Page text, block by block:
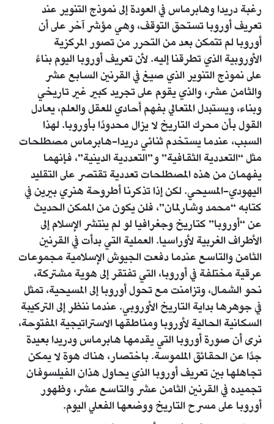
رغبة دريدا وهابرماس في العودة إلى نموذج التنوير عند
تعريف أوروبا تستحق التوقف، وهي مؤشر آخر على أن
أوروبا لم تتمكن بعد من التحرر من تصور المركزية
الأوروبية الذي تطرقنا إليه. لأن تعريف أوروبا اليوم بناءً
على نموذج التنوير الذي صيغ في القرنين السابع عشر
والثامن عشر، والذي يقوم على تجريد كبير غير تاريخي
وبناء، ويستبدل المتعالي بفهم أحادي للعقل والعلم، يعادل
القول بأن محرك التاريخ لا يزال محدودًا بأوروبا. لهذا
السبب، عندما يستخدم ثنائي دريدا-هابرماس مصطلحات
مثل “التعددية الثقافية” و”التعددية الدينية”، فإنهما
يفهمان من هذه المصطلحات تعددية تقتصر على التقليد
اليهودي-المسيحي. لكن إذا تذكرنا أطروحة هنري بيرين في
كتابه “محمد وشارلمان”، فلن يكون من الممكن الحديث
عن “أوروبا” كتاريخ وجغرافيا لو لم ينتشر الإسلام إلى
الأطراف الغربية لأوراسيا. العملية التي بدأت في القرنين
الثامن والتاسع عندما دفعت الجيوش الإسلامية مجموعات
عرقية مختلفة في أوروبا، التي تفتقر إلى هوية مشتركة،
نحو الشمال، وتزامنت مع تحول أوروبا إلى المسيحية، تمثل
في جوهرها بداية التاريخ الأوروبي. عندما ننظر إلى التركيبة
السكانية الحالية لأوروبا ومناطقها الاستراتيجية المفتوحة،
نرى أن صورة أوروبا التي يقدمها هابرماس ودريدا بعيدة
جدًا عن الحقائق الملموسة. باختصار، هناك هوة لا يمكن
تجاهلها بين تعريف أوروبا الذي يحاول هذان الفيلسوفان
تجميده في القرنين الثامن عشر والتاسع عشر، وظهور
أوروبا على مسرح التاريخ ووضعها الفعلي اليوم.